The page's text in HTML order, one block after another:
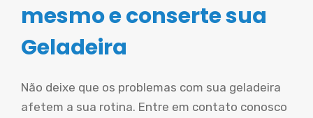
mesmo e conserte sua
Geladeira
Não deixe que os problemas com sua geladeira
afetem a sua rotina. Entre em contato conosco